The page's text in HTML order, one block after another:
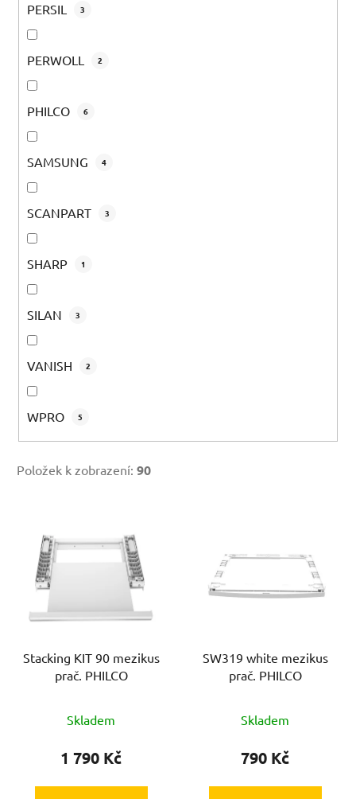
PERSIL 3
PERWOLL 2
PHILCO 6
SAMSUNG 4
SCANPART 3
SHARP 1
SILAN 3
VANISH 2
WPRO 5
Položek k zobrazení: 90
Stacking KIT 90 mezikus
prač. PHILCO
Skladem
1 790 Kč
SW319 white mezikus
prač. PHILCO
Skladem
790 Kč